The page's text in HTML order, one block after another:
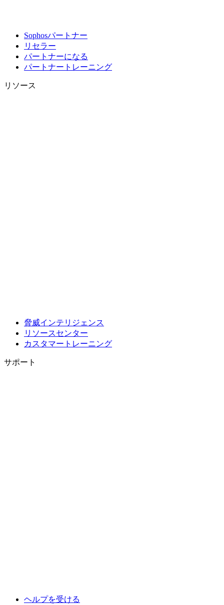
Sophosパートナー
リセラー
パートナーになる
パートナートレーニング
リソース
脅威インテリジェンス
リソースセンター
カスタマートレーニング
サポート
ヘルプを受ける